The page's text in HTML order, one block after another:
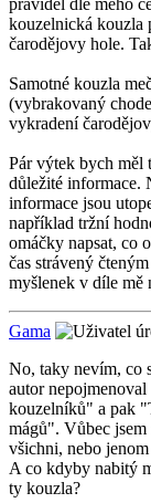
pravidel dle mého
kouzelnická kouzla
čarodějovy hole.
Samotné kouzla
(vybrakovaný
vykradení
Pár výtek bych měl
důležité informace.
informace jsou
například tržní
omáčky napsat, co
čas strávený
myšlenek v díle mě
Gama
No, taky nevím, co
autor
kouzelníků" a pak
mágů". Vůbec
všichni, nebo
A co kdyby nabitý
ty kouzla?